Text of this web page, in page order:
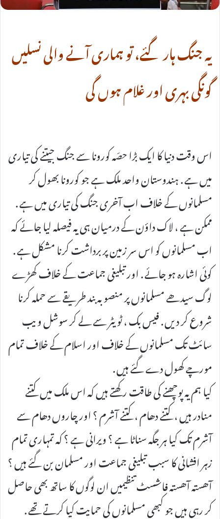
یہ جنگ ہار گئے، تو ہماری آنے والی نسلیں
گونگی بہری اور غلام ہوں گی
اس وقت دنیا کا ایک بڑا حصّہ کورونا سے جنگ جیتنے کی تیاری
میں ہے . ہندوستان واحد ملک ہے جو کورونا بھول کر
مسلمانوں کے خلاف اب آخری جنگ کی تیاری میں ہے .
ممکن ہے ، لاک داؤن کے درمیان ہی یہ فیصلہ لیا جائے کہ
اب مسلمانوں کو اس سر زمین پر برداشت کرنا مشکل ہے .
کوئی اشارہ ہو جائے . اور تبلیغی جماعت کے خلاف کھڑے
لوگ سیدھے مسلمانوں پر منصوبہ بند طریقے سے حملہ کرنا
شروع کر دیں . فیس بک ، ٹویٹر سے لے کر سوشل ویب
سائٹ تک مسلمانوں کے خلاف اور اسلام کے خلاف تمام
مورچے کھول دے گئے ہیں .
کیا ہم یہ پوچھنے کی طاقت رکھتے ہیں کہ اس ملک میں کتنے
منادر ہیں ، کتنے دھام ، کتنے آشرم ؟ اور چاروں دھام سے
آشرم تک کیا ہر جگہ سناٹا ہے ؟ ویرانی ہے ؟ کہ تمہاری تمام
زہر افشانی کا سبب تبلیغی جماعت اور مسلمان بن گئے ہیں ؟
آھستہ آھستہ فاشسٹ تنظیمیں ان لوگوں کا ساتھ بھی حاصل
کر رہی ہیں جو کبھی مسلمانوں کی حمایت کیا کرتے تھے .